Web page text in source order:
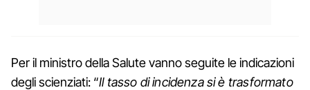
Per il ministro della Salute vanno seguite le indicazioni
degli scienziati: “Il tasso di incidenza si è trasformato